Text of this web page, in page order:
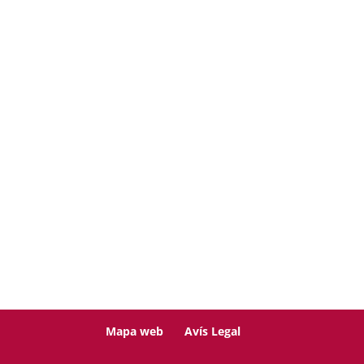
Mapa web Avís Legal